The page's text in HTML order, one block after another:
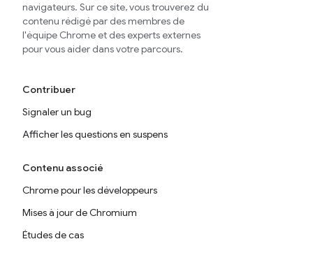
navigateurs. Sur ce site, vous trouverez du
contenu rédigé par des membres de
l'équipe Chrome et des experts externes
pour vous aider dans votre parcours.
Contribuer
Signaler un bug
Afficher les questions en suspens
Contenu associé
Chrome pour les développeurs
Mises à jour de Chromium
Études de cas